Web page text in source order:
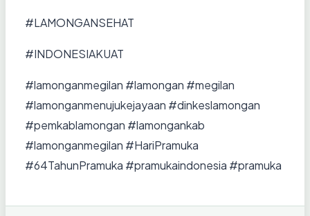
#LAMONGANSEHAT
#INDONESIAKUAT
#lamonganmegilan #lamongan #megilan
#lamonganmenujukejayaan #dinkeslamongan
#pemkablamongan #lamongankab
#lamonganmegilan #HariPramuka
#64TahunPramuka #pramukaindonesia #pramuka